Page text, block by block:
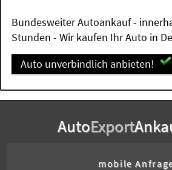
Bundesweiter Autoankauf -
Stunden - Wir kaufen Ihr Auto in
Auto unverbindlich anbieten!
AutoExport
mobile